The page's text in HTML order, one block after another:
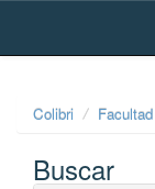
Skip
Colibri
Buscar